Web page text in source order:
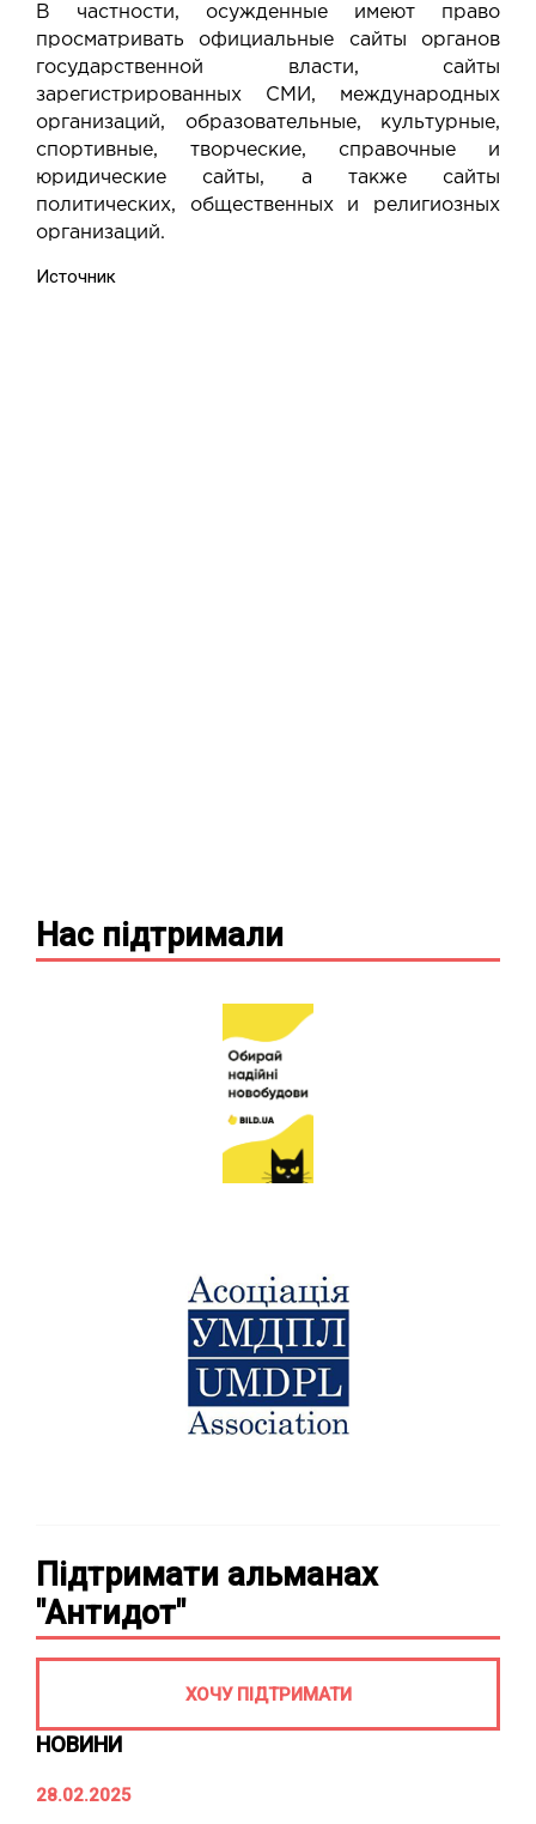
НОВИНИ
28.02.2025
В частности, осужденные имеют право
просматривать официальные сайты органов
государственной власти, сайты
зарегистрированных СМИ, международных
организаций, образовательные, культурные,
спортивные, творческие, справочные и
юридические сайты, а также сайты
политических, общественных и религиозных
организаций.
Источник
Нас підтримали
Підтримати альманах
"Антидот"
ХОЧУ ПІДТРИМАТИ